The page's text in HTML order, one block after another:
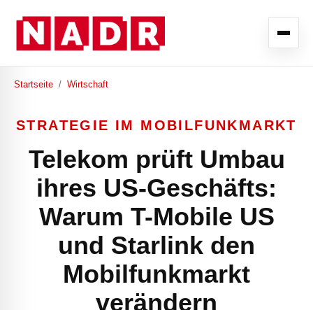
Startseite / Wirtschaft
STRATEGIE IM MOBILFUNKMARKT
Telekom prüft Umbau
ihres US-Geschäfts:
Warum T-Mobile US
und Starlink den
Mobilfunkmarkt
verändern